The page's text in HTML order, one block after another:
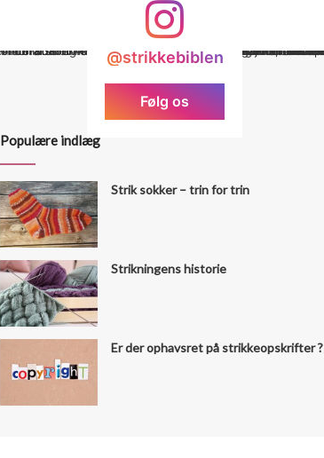
@strikkebiblen
Følg os
Populære indlæg
Strik sokker – trin for trin
Strikningens historie
Er der ophavsret på strikkeopskrifter ?